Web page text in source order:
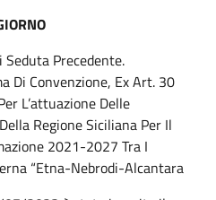
Precedente.
Di Convenzione, Ex Art. 30
L’attuazione Delle
Regione Siciliana Per Il
2021-2027 Tra I
“Etna-Nebrodi-Alcantara